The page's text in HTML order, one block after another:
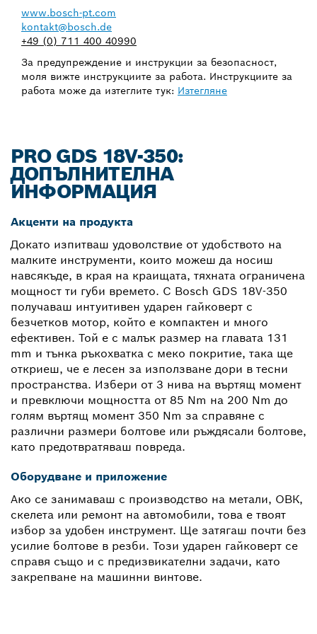
www.bosch-pt.com
kontakt@bosch.de
+49 (0) 711 400 40990
За предупреждение и инструкции за безопасност,
моля вижте инструкциите за работа. Инструкциите за
работа може да изтеглите тук: Изтегляне
PRO GDS 18V-350:
ДОПЪЛНИТЕЛНА
ИНФОРМАЦИЯ
Акценти на продукта
Докато изпитваш удоволствие от удобството на
малките инструменти, които можеш да носиш
навсякъде, в края на краищата, тяхната ограничена
мощност ти губи времето. С Bosch GDS 18V-350
получаваш интуитивен ударен гайковерт с
безчетков мотор, който е компактен и много
ефективен. Той е с малък размер на главата 131
mm и тънка ръкохватка с меко покритие, така ще
откриеш, че е лесен за използване дори в тесни
пространства. Избери от 3 нива на въртящ момент
и превключи мощността от 85 Nm на 200 Nm до
голям въртящ момент 350 Nm за справяне с
различни размери болтове или ръждясали болтове,
като предотвратяваш повреда.
Оборудване и приложение
Ако се занимаваш с производство на метали, ОВК,
скелета или ремонт на автомобили, това е твоят
избор за удобен инструмент. Ще затягаш почти без
усилие болтове в резби. Този ударен гайковерт се
справя също и с предизвикателни задачи, като
закрепване на машинни винтове.